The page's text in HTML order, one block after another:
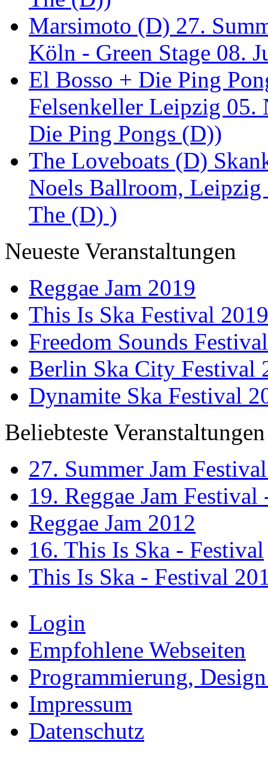
Marsimoto (D) 27.
Köln - Green Stage 08.
El Bosso + Die Ping
Felsenkeller Leipzig
Die Ping Pongs (D))
The Loveboats (D)
Noels Ballroom, Leipzig
The (D) )
Neueste Veranstaltungen
Reggae Jam 2019
This Is Ska Festival 2019
Freedom Sounds
Berlin Ska City Festival
Dynamite Ska Festival
Beliebteste Veranstaltungen
27. Summer Jam
19. Reggae Jam
Reggae Jam 2012
16. This Is Ska - Festival
This Is Ska - Festival
Login
Empfohlene Webseiten
Programmierung,
Impressum
Datenschutz